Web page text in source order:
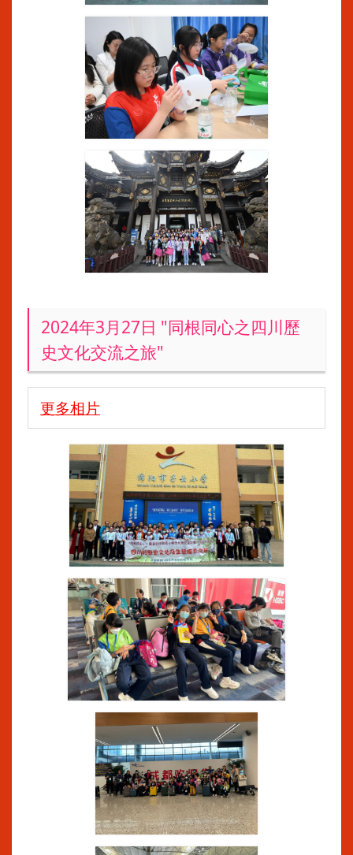
2024年3月27日 "同根同心之四川歷
史文化交流之旅"
更多相片